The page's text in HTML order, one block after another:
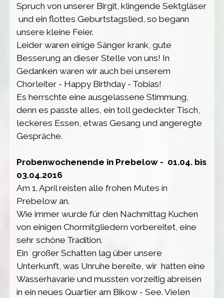
Spruch von unserer Birgit, klingende Sektgläser
und ein flottes Geburtstagslied, so begann
unsere kleine Feier.
Leider waren einige Sänger krank, gute
Besserung an dieser Stelle von uns! In
Gedanken waren wir auch bei unserem
Chorleiter - Happy Birthday - Tobias!
Es herrschte eine ausgelassene Stimmung,
denn es passte alles, ein toll gedeckter Tisch,
leckeres Essen, etwas Gesang und angeregte
Gespräche.
Probenwochenende in Prebelow - 01.04. bis
03.04.2016
Am 1. April reisten alle frohen Mutes in
Prebelow an.
Wie immer wurde für den Nachmittag Kuchen
von einigen Chormitgliedern vorbereitet, eine
sehr schöne Tradition.
Ein großer Schatten lag über unsere
Unterkunft, was Unruhe bereite, wir hatten eine
Wasserhavarie und mussten vorzeitig abreisen
in ein neues Quartier am Bikow - See. Vielen